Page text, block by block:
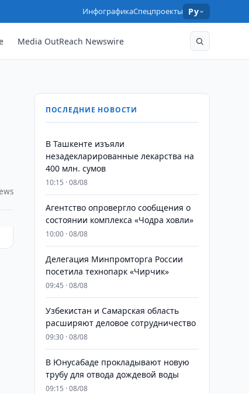
ИнфографикаСпецпроекты Ру
Media OutReach Newswire
ПОСЛЕДНИЕ НОВОСТИ
​​​​​​​В Ташкенте изъяли
незадекларированные лекарства на
400 млн. сумов
10:15 · 08/08
Агентство опровергло сообщения о
состоянии комплекса «Чодра ховли»
10:00 · 08/08
Делегация Минпромторга России
посетила технопарк «Чирчик»
09:45 · 08/08
Узбекистан и Самарская область
расширяют деловое сотрудничество
09:30 · 08/08
В Юнусабаде прокладывают новую
трубу для отвода дождевой воды
09:15 · 08/08